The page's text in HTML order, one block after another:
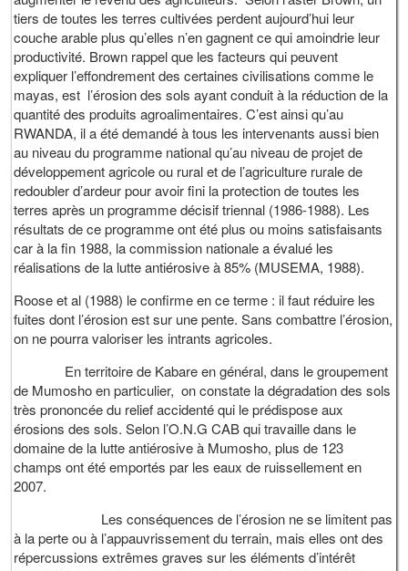
tiers de toutes les terres cultivées perdent aujourd’hui leur
couche arable plus qu’elles n’en gagnent ce qui amoindrie leur
productivité. Brown rappel que les facteurs qui peuvent
expliquer l’effondrement des certaines civilisations comme le
mayas, est l’érosion des sols ayant conduit à la réduction de la
quantité des produits agroalimentaires. C’est ainsi qu’au
RWANDA, il a été demandé à tous les intervenants aussi bien
au niveau du programme national qu’au niveau de projet de
développement agricole ou rural et de l’agriculture rurale de
redoubler d’ardeur pour avoir fini la protection de toutes les
terres après un programme décisif triennal (1986-1988). Les
résultats de ce programme ont été plus ou moins satisfaisants
car à la fin 1988, la commission nationale a évalué les
réalisations de la lutte antiérosive à 85% (MUSEMA, 1988).
Roose et al (1988) le confirme en ce terme : il faut réduire les
fuites dont l’érosion est sur une pente. Sans combattre l’érosion,
on ne pourra valoriser les intrants agricoles.
En territoire de Kabare en général, dans le groupement
de Mumosho en particulier, on constate la dégradation des sols
très prononcée du relief accidenté qui le prédispose aux
érosions des sols. Selon l’O.N.G CAB qui travaille dans le
domaine de la lutte antiérosive à Mumosho, plus de 123
champs ont été emportés par les eaux de ruissellement en
2007.
Les conséquences de l’érosion ne se limitent pas
à la perte ou à l’appauvrissement du terrain, mais elles ont des
répercussions extrêmes graves sur les éléments d’intérêt